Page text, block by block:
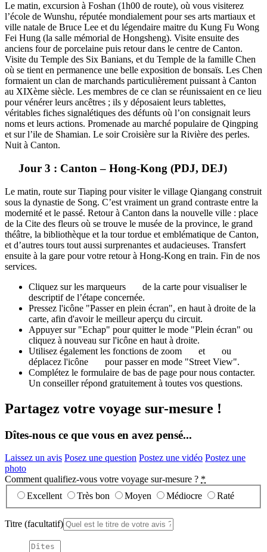
Le matin, excursion à Foshan (1h00 de route), où vous visiterez
l’école de Wunshu, réputée mondialement pour ses arts martiaux et
ville natale de Bruce Lee et du légendaire maitre du Kung Fu Wong
Fei Hung (la salle mémorial de Hongsheng). Visite ensuite des
anciens four de porcelaine puis retour dans le centre de Canton.
Visite du Temple des Six Banians, et du Temple de la famille Chen
où se tient en permanence une belle exposition de bonsaïs. Les Chen
formaient un clan de marchands particulièrement puissant à Canton
au XIXème siècle. Les membres de ce clan se réunissaient en ce lieu
pour vénérer leurs ancêtres ; ils y déposaient leurs tablettes,
véritables fiches signalétiques des défunts où l’on consignait leurs
noms et leurs actions. Promenade au marché populaire de Qingping
et sur l’ile de Shamian. Le soir Croisière sur la Rivière des perles.
Nuit à Canton.
Jour 3 : Canton – Hong-Kong (PDJ, DEJ)
Le matin, route sur Tiaping pour visiter le village Qiangang construit
sous la dynastie de Song. C’est vraiment un grand contraste entre la
modernité et le passé. Retour à Canton dans la nouvelle ville : place
de la Cite des fleurs où se trouve le musée de la province, le grand
théâtre, la bibliothèque et la tour tordue et emblématique de Canton,
et d’autres tours tout aussi surprenantes et audacieuses. Transfert
ensuite à la gare pour votre retour à Hong-Kong en train. Fin de nos
services.
Cliquez sur les marqueurs
de la carte pour visualiser le
descriptif de l’étape concernée.
Pressez l'icône "Passer en plein écran", en haut à droite de la
carte, afin d'avoir le meilleur aperçu du circuit.
Appuyer sur "Echap" pour quitter le mode "Plein écran" ou
cliquez à nouveau sur l'icône en haut à droite.
Utilisez également les fonctions de zoom
et
ou
déplacez l'icône
pour passer en mode "Street View".
Complétez le formulaire de bas de page pour nous contacter.
Un conseiller répond gratuitement à toutes vos questions.
Partagez votre voyage sur-mesure !
Dîtes-nous ce que vous en avez pensé...
Laissez un avis Posez une question Postez une vidéo Postez une
photo
Comment qualifiez-vous votre voyage sur-mesure ? *
Excellent
Très bon Moyen Médiocre Raté
Titre (facultatif)